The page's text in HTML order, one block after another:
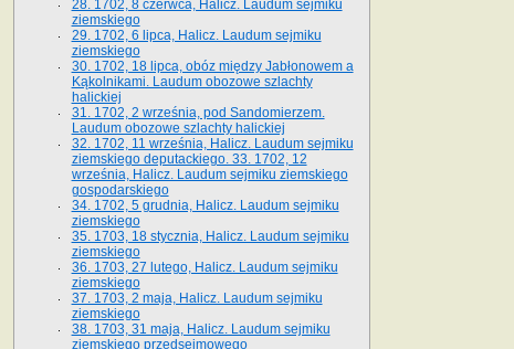
28. 1702, 8 czerwca, Halicz. Laudum sejmiku
ziemskiego
29. 1702, 6 lipca, Halicz. Laudum sejmiku
ziemskiego
30. 1702, 18 lipca, obóz między Jabłonowem a
Kąkolnikami. Laudum obozowe szlachty
halickiej
31. 1702, 2 września, pod Sandomierzem.
Laudum obozowe szlachty halickiej
32. 1702, 11 września, Halicz. Laudum sejmiku
ziemskiego deputackiego. 33. 1702, 12
września, Halicz. Laudum sejmiku ziemskiego
gospodarskiego
34. 1702, 5 grudnia, Halicz. Laudum sejmiku
ziemskiego
35. 1703, 18 stycznia, Halicz. Laudum sejmiku
ziemskiego
36. 1703, 27 lutego, Halicz. Laudum sejmiku
ziemskiego
37. 1703, 2 maja, Halicz. Laudum sejmiku
ziemskiego
38. 1703, 31 maja, Halicz. Laudum sejmiku
ziemskiego przedsejmowego